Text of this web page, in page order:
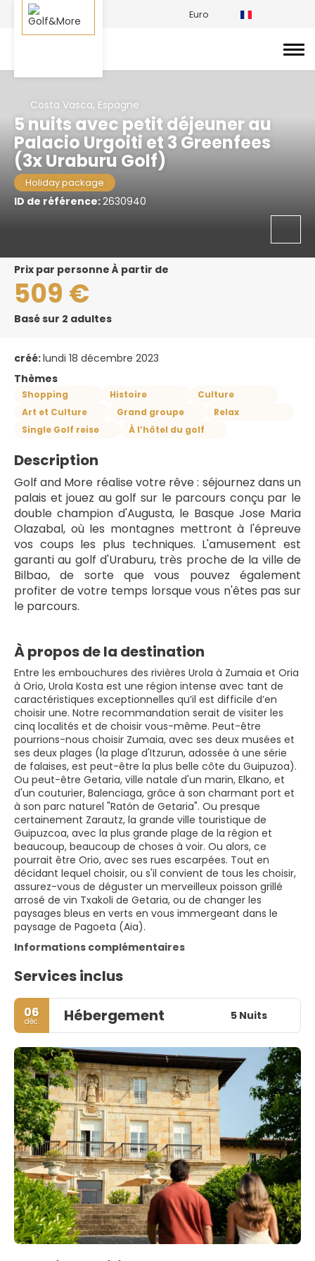
Euro
Costa Vasca, Espagne
5 nuits avec petit déjeuner au
Palacio Urgoiti et 3 Greenfees
(3x Uraburu Golf)
Holiday package
ID de référence:2630940
prix par personne À partir de
509 €
Basé sur 2 adultes
créé:lundi 18 décembre 2023
Thèmes
Shopping Histoire
Culture
Art et Culture
Grand groupe
Relax
Single Golf reise
À l’hôtel du golf
Description
Golf and More réalise votre rêve : séjournez dans un
palais et jouez au golf sur le parcours conçu par le
double champion d'Augusta, le Basque Jose Maria
Olazabal, où les montagnes mettront à l'épreuve
vos coups les plus techniques. L'amusement est
garanti au golf d'Uraburu, très proche de la ville de
Bilbao, de sorte que vous pouvez également
profiter de votre temps lorsque vous n'êtes pas sur
le parcours.
À propos de la destination
Entre les embouchures des rivières Urola à Zumaia et Oria
à Orio, Urola Kosta est une région intense avec tant de
caractéristiques exceptionnelles qu’il est difficile d’en
choisir une. Notre recommandation serait de visiter les
cinq localités et de choisir vous-même. Peut-être
pourrions-nous choisir Zumaia, avec ses deux musées et
ses deux plages (la plage d'Itzurun, adossée à une série
de falaises, est peut-être la plus belle côte du Guipuzoa).
Ou peut-être Getaria, ville natale d'un marin, Elkano, et
d'un couturier, Balenciaga, grâce à son charmant port et
à son parc naturel "Ratón de Getaria". Ou presque
certainement Zarautz, la grande ville touristique de
Guipuzcoa, avec la plus grande plage de la région et
beaucoup, beaucoup de choses à voir. Ou alors, ce
pourrait être Orio, avec ses rues escarpées. Tout en
décidant lequel choisir, ou s'il convient de tous les choisir,
assurez-vous de déguster un merveilleux poisson grillé
arrosé de vin Txakoli de Getaria, ou de changer les
paysages bleus en verts en vous immergeant dans le
paysage de Pagoeta (Aia).
Informations complémentaires
Services inclus
06
déc. Hébergement 5 Nuits